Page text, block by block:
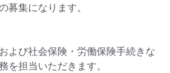
募集になります。
よび社会保険・労働保険手続きな
を担当いただきます。